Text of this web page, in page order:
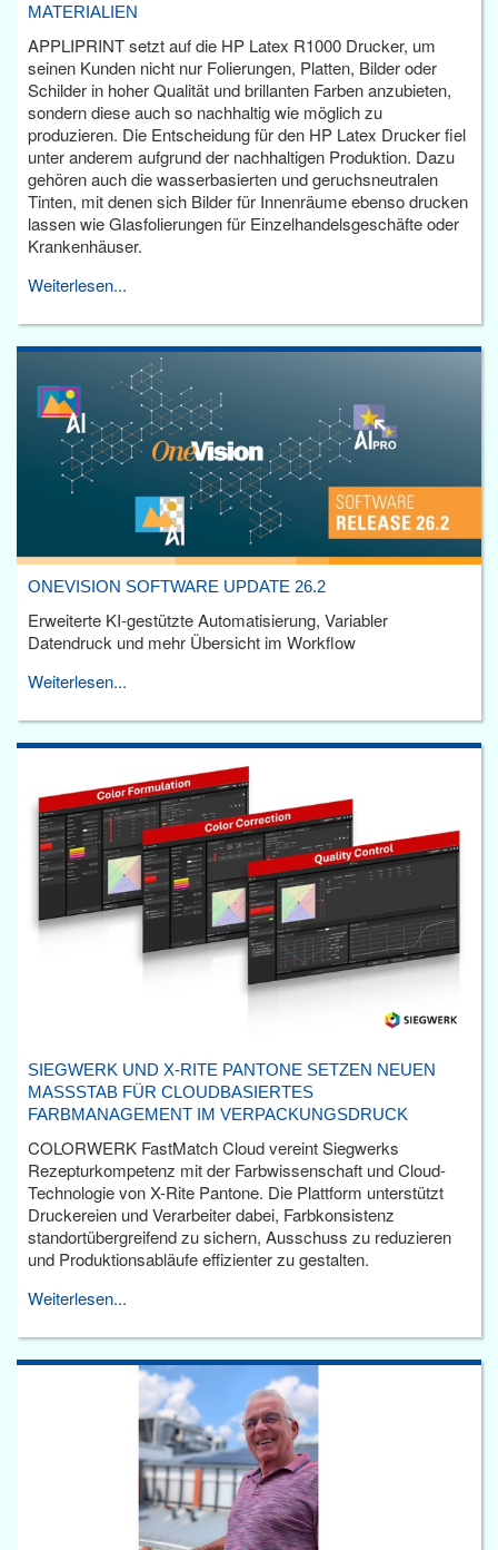
MATERIALIEN
APPLIPRINT setzt auf die HP Latex R1000 Drucker, um
seinen Kunden nicht nur Folierungen, Platten, Bilder oder
Schilder in hoher Qualität und brillanten Farben anzubieten,
sondern diese auch so nachhaltig wie möglich zu
produzieren. Die Entscheidung für den HP Latex Drucker fiel
unter anderem aufgrund der nachhaltigen Produktion. Dazu
gehören auch die wasserbasierten und geruchsneutralen
Tinten, mit denen sich Bilder für Innenräume ebenso drucken
lassen wie Glasfolierungen für Einzelhandelsgeschäfte oder
Krankenhäuser.
Weiterlesen...
ONEVISION SOFTWARE UPDATE 26.2
Erweiterte KI-gestützte Automatisierung, Variabler
Datendruck und mehr Übersicht im Workflow
Weiterlesen...
SIEGWERK UND X-RITE PANTONE SETZEN NEUEN
MASSSTAB FÜR CLOUDBASIERTES F
ARBMANAGEMENT IM VERPACKUNGSDRUCK
COLORWERK FastMatch Cloud vereint Siegwerks
Rezepturkompetenz mit der Farbwissenschaft und Cloud-
Technologie von X-Rite Pantone. Die Plattform unterstützt
Druckereien und Verarbeiter dabei, Farbkonsistenz
standortübergreifend zu sichern, Ausschuss zu reduzieren
und Produktionsabläufe effizienter zu gestalten.
Weiterlesen...